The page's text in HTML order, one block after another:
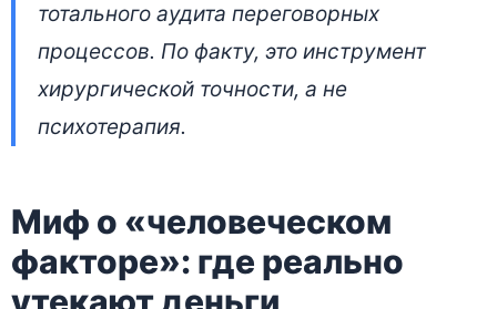
тотального аудита переговорных
процессов. По факту, это инструмент
хирургической точности, а не
психотерапия.
Миф о «человеческом
факторе»: где реально